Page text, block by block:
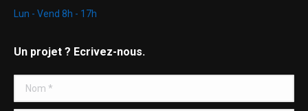
Lun - Vend 8h - 17h
Un projet ? Ecrivez-nous.
Nom *